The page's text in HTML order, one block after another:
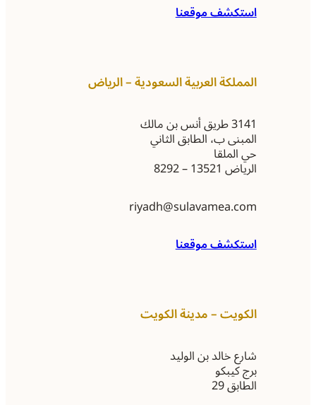
استكشف موقعنا
المملكة العربية السعودية – الرياض
3141 طريق أنس بن مالك
المبنى ب، الطابق الثاني
حي الملقا
الرياض 13521 – 8292
riyadh@sulavamea.com
استكشف موقعنا
الكويت – مدينة الكويت
شارع خالد بن الوليد
برج كيبكو
الطابق 29